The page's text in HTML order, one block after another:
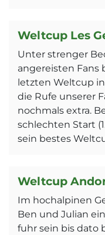
Weltcup Les
Unter strenger
angereisten Fans
letzten Weltcup
die Rufe unserer
nochmals extra.
schlechten Start
sein bestes
Weltcup
Im hochalpinen
Ben und Julian
fuhr sein bis dato